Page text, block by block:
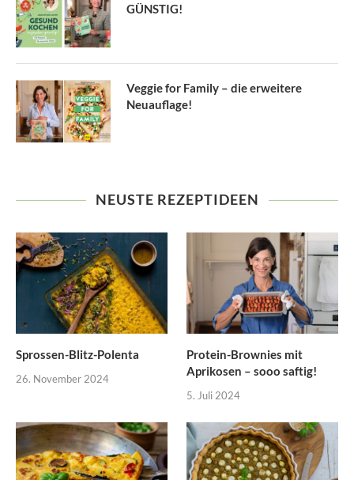
GÜNSTIG!
Veggie for Family – die erweitere
Neuauflage!
NEUSTE REZEPTIDEEN
Sprossen-Blitz-Polenta
26. November 2024
Protein-Brownies mit
Aprikosen – sooo saftig!
5. Juli 2024